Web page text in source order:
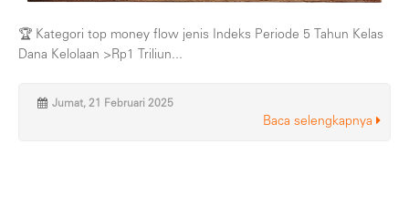
🏆 Kategori top money flow jenis Indeks Periode 5 Tahun Kelas
Dana Kelolaan >Rp1 Triliun...
Jumat, 21 Februari 2025
Baca selengkapnya